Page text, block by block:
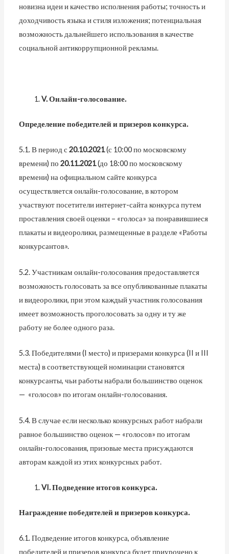
новизна идеи и качество исполнения работы; точность и
доходчивость языка и стиля изложения; потенциальная
возможность дальнейшего использования в качестве
социальной антикоррупционной рекламы.
V. Онлайн-голосование.
Определение победителей и призеров конкурса.
5.1. В период с20.10.2021(с 10:00 по московскому
времени) по20.11.2021(до 18:00 по московскому
времени) на официальном сайте конкурса
осуществляется онлайн-голосование, в котором
участвуют посетители интернет-сайта конкурса путем
проставления своей оценки – «голоса» за понравившиеся
плакаты и видеоролики, размещенные в разделе «Работы
конкурсантов».
5.2. Участникам онлайн-голосования предоставляется
возможность голосовать за все опубликованные плакаты
и видеоролики, при этом каждый участник голосования
имеет возможность проголосовать за одну и ту же
работу не более одного раза.
5.3. Победителями (I место) и призерами конкурса (II и III
места) в соответствующей номинации становятся
конкурсанты, чьи работы набрали большинство оценок
— «голосов» по итогам онлайн-голосования.
5.4. В случае если несколько конкурсных работ набрали
равное большинство оценок — «голосов» по итогам
онлайн-голосования, призовые места присуждаются
авторам каждой из этих конкурсных работ.
VI. Подведение итогов конкурса.
Награждение победителей и призеров конкурса.
6.1. Подведение итогов конкурса, объявление
победителей и призеров конкурса будет приурочено к